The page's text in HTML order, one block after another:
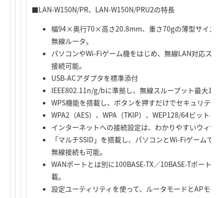
■LAN-W150N/PR、LAN-W150N/PRU2の特長
幅94×奥行70×高さ20.8mm、重さ70gの薄型サイズ
無線ルータ。
パソコンやWi-Fiゲーム機をはじめ、無線LAN対応ス
接続可能。
USB-ACアダプタを標準添付
IEEE802.11n/g/bに準拠し、無線スループット最大
WPS機能を搭載し、ボタンを押すだけでセキュリテ
WPA2（AES）、WPA（TKIP）、WEP128/64ビット
インターネットへの接続設定は、わかりやすいウィザ
「マルチSSID」を搭載し、パソコンとWi-Fiゲームで
無線接続も可能。
WANポートとは別に100BASE-TX／10BASE-Tポート
載。
設定ユーティリティを使って、ルータモードとAPモー